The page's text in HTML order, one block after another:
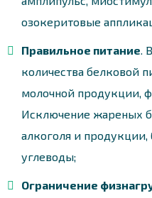
озокеритовые
Правильное питание.
количества белковой
молочной продукции,
Исключение жареных
алкоголя и продукции,
углеводы;
Ограничение